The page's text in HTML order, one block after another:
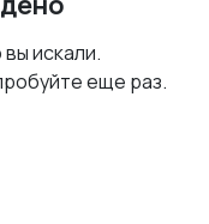
искали.
еще раз.